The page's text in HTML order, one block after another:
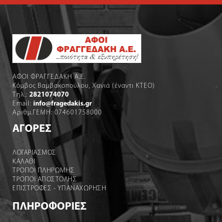
ΑΦΟΙ ΦΡΑΓΓΕΔΑΚΗ Α.Ε.
Κόμβος Βαμβακοπούλου, Χανιά (έναντι ΚΤΕΟ)
Τηλ.: 2821074070
Email: info@fragedakis.gr
Αριθμ.ΓΕΜΗ: 074601758000
ΑΓΟΡΕΣ
ΛΟΓΑΡΙΑΣΜΌΣ
ΚΑΛΆΘΙ
ΤΡΟΠΟΙ ΠΛΗΡΩΜΗΣ
ΤΡΟΠΟΙ ΑΠΟΣΤΟΛΉΣ
ΕΠΙΣΤΡΟΦΕΣ - ΥΠΑΝΑΧΩΡΗΣΗ
ΠΛΗΡΟΦΟΡΙΕΣ